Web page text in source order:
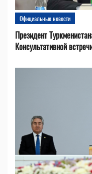
Официальные новости
Президент
Консультативной